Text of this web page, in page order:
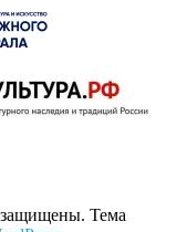
Тема